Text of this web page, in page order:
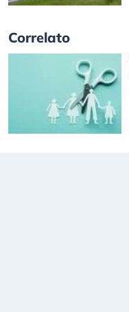
Correlato